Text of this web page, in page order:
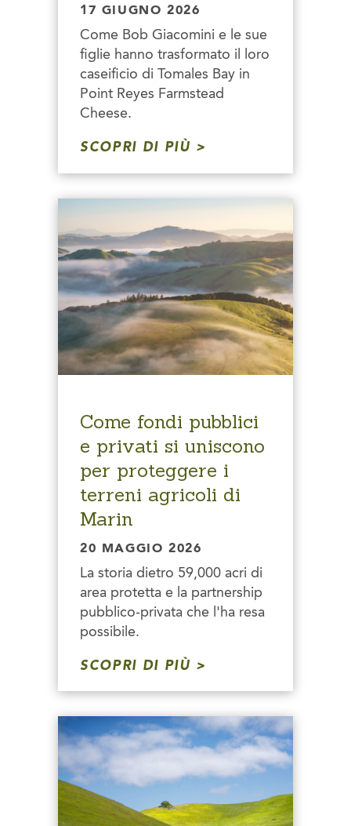
17 GIUGNO 2026
Come Bob Giacomini e le sue
figlie hanno trasformato il loro
caseificio di Tomales Bay in
Point Reyes Farmstead
Cheese.
SCOPRI DI PIÙ
Come fondi pubblici
e privati ​​si uniscono
per proteggere i
terreni agricoli di
Marin
20 MAGGIO 2026
La storia dietro 59,000 acri di
area protetta e la partnership
pubblico-privata che l'ha resa
possibile.
SCOPRI DI PIÙ